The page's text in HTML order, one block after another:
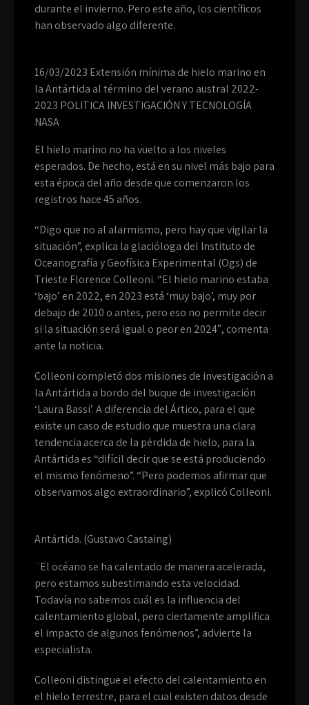
durante el invierno. Pero este año, los científicos
han observado algo diferente.
16/03/2023 Extensión mínima de hielo marino en
la Antártida al término del verano austral 2022-
2023 POLITICA INVESTIGACIÓN Y TECNOLOGÍA
NASA
El hielo marino no ha vuelto a los niveles
esperados. De hecho, está en su nivel más bajo para
esta época del año desde que comenzaron los
registros hace 45 años.
“Digo que no al alarmismo, pero hay que vigilar la
situación”, explica la glacióloga del Instituto de
Oceanografía y Geofísica Experimental (Ogs) de
Trieste Florence Colleoni. “El hielo marino estaba
‘bajo’ en 2022, en 2023 está ‘muy bajo’, muy por
debajo de 2010 o antes, pero eso no permite decir
si la situación será igual o peor en 2024″, comenta
ante la noticia.
Colleoni completó dos misiones de investigación a
la Antártida a bordo del buque de investigación
‘Laura Bassi’. A diferencia del Ártico, para el que
existe un caso de estudio que muestra una clara
tendencia acerca de la pérdida de hielo, para la
Antártida es “difícil decir que se está produciendo
el mismo fenómeno”. “Pero podemos afirmar que
observamos algo extraordinario”, explicó Colleoni.
Antártida. (Gustavo Castaing)
¨El océano se ha calentado de manera acelerada,
pero estamos subestimando esta velocidad.
Todavía no sabemos cuál es la influencia del
calentamiento global, pero ciertamente amplifica
el impacto de algunos fenómenos”, advierte la
especialista.
Colleoni distingue el efecto del calentamiento en
el hielo terrestre, para el cual existen datos desde